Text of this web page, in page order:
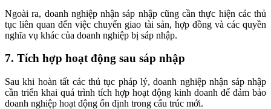
Ngoài ra, doanh nghiệp nhận sáp nhập cũng cần thực hiện các thủ
tục liên quan đến việc chuyển giao tài sản, hợp đồng và các quyền
nghĩa vụ khác của doanh nghiệp bị sáp nhập.
7. Tích hợp hoạt động sau sáp nhập
Sau khi hoàn tất các thủ tục pháp lý, doanh nghiệp nhận sáp nhập
cần triển khai quá trình tích hợp hoạt động kinh doanh để đảm bảo
doanh nghiệp hoạt động ổn định trong cấu trúc mới.